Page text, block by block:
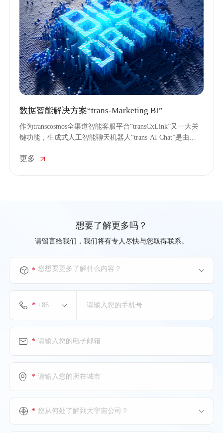
数据智能解决方案“trans-Marketing BI”
作为transcosmos全渠道智能客服平台“transCxLink”又一大关
键功能，生成式人工智能聊天机器人“trans-AI Chat”是由
联络中心的人机协同服务模式，让顾客毫无觉察地跟对话机
更多
想要了解更多吗？
请留言给我们，我们将有专人尽快与您取得联系。
您想要更多了解什么内容？
*
*
*
*
您从何处了解到大宇宙公司？
*